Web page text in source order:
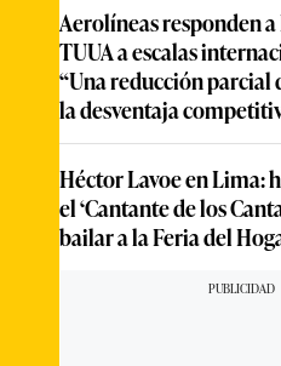
Aerolíneas responden
TUUA a escalas
“Una reducción parcial
la desventaja
Héctor Lavoe en Lima:
el ‘Cantante de los
bailar a la Feria del